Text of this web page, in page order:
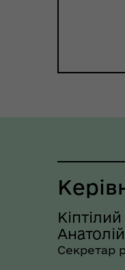
Секретар